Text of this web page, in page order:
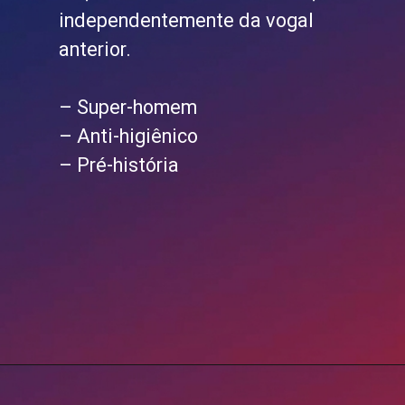
independentemente da vogal
anterior.
– Super-homem
– Anti-higiênico
– Pré-história